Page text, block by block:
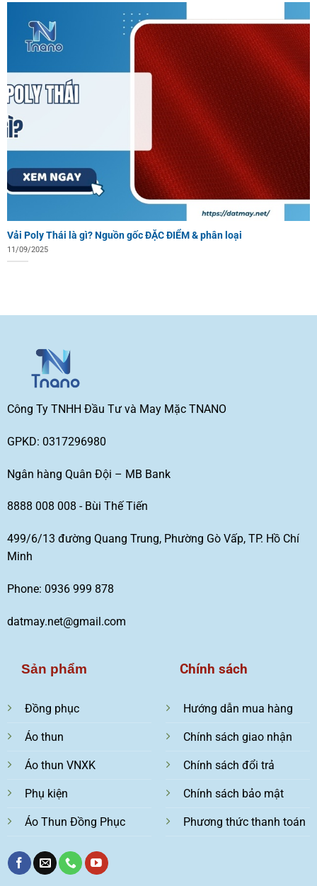
Vải Poly Thái là gì? Nguồn gốc ĐẶC ĐIỂM & phân loại
11/09/2025
Công Ty TNHH Đầu Tư và May Mặc TNANO
GPKD: 0317296980
Ngân hàng Quân Đội – MB Bank
8888 008 008 - Bùi Thế Tiến
499/6/13 đường Quang Trung, Phường Gò Vấp, TP. Hồ Chí
Minh
Phone: 0936 999 878
datmay.net@gmail.com
Sản phẩm
Đồng phục
Áo thun
Áo thun VNXK
Phụ kiện
Áo Thun Đồng Phục
Chính sách
Hướng dẫn mua hàng
Chính sách giao nhận
Chính sách đổi trả
Chính sách bảo mật
Phương thức thanh toán